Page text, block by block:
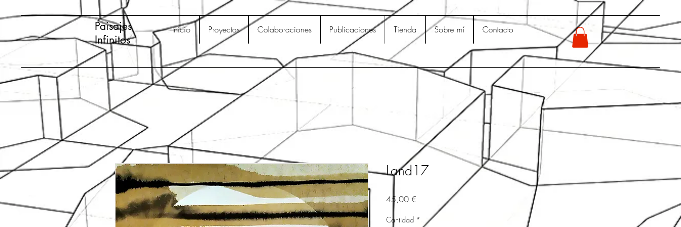
Inicio Proyectos Colaboraciones Publicaciones Tienda Sobre mí Contacto
Paisajes
Infinitos
Land17
45,00 €
Cantidad *